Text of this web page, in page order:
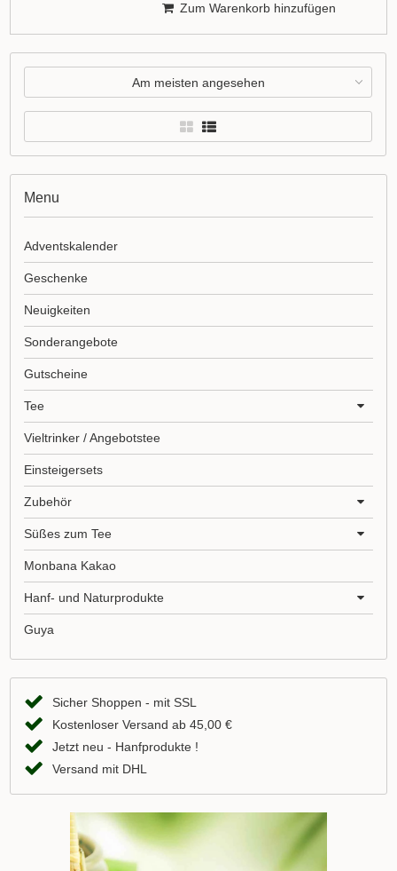
Zum Warenkorb hinzufügen
Am meisten angesehen
Menu
Adventskalender
Geschenke
Neuigkeiten
Sonderangebote
Gutscheine
Tee
Vieltrinker / Angebotstee
Einsteigersets
Zubehör
Süßes zum Tee
Monbana Kakao
Hanf- und Naturprodukte
Guya
Sicher Shoppen - mit SSL
Kostenloser Versand ab 45,00 €
Jetzt neu - Hanfprodukte !
Versand mit DHL